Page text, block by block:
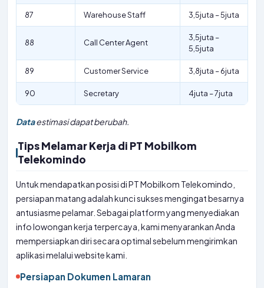
87 Warehouse Staff 3,5juta – 5juta
88 Call Center Agent
3,5juta –
5,5juta
89 Customer Service 3,8juta – 6juta
90 Secretary 4juta – 7juta
Dataestimasi dapat berubah.
Tips Melamar Kerja di PT Mobilkom
Telekomindo
Untuk mendapatkan posisi di PT Mobilkom Telekomindo,
persiapan matang adalah kunci sukses mengingat besarnya
antusiasme pelamar. Sebagai platform yang menyediakan
info lowongan kerja terpercaya, kami menyarankan Anda
mempersiapkan diri secara optimal sebelum mengirimkan
aplikasi melalui website kami.
Persiapan Dokumen Lamaran